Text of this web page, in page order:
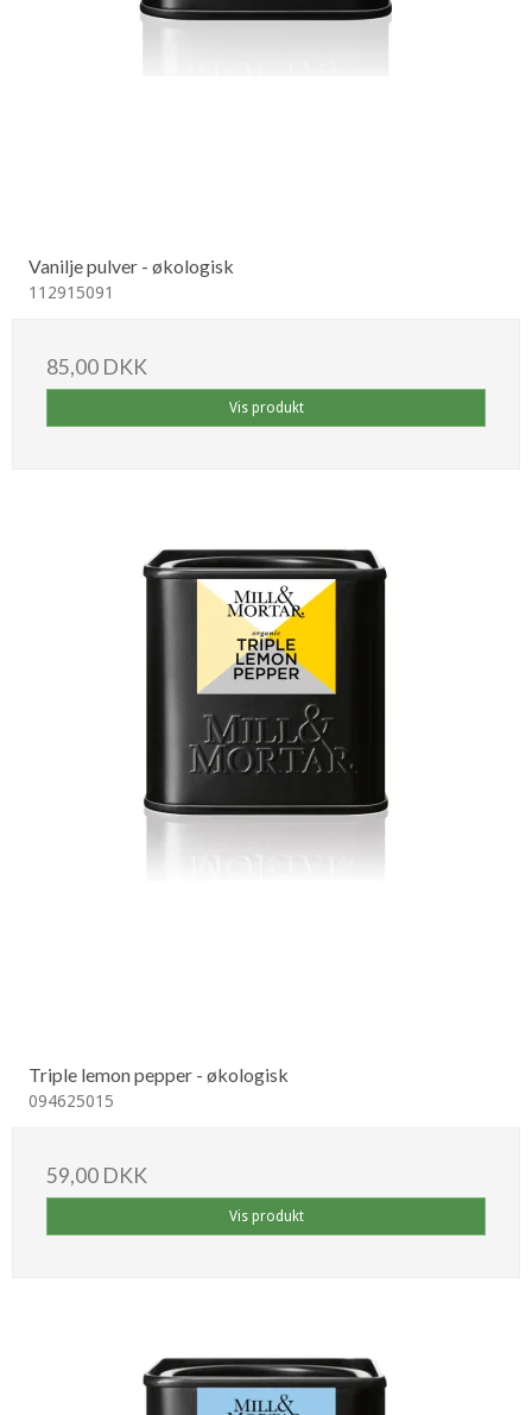
Vanilje pulver - økologisk
112915091
85,00 DKK
Vis produkt
Triple lemon pepper - økologisk
094625015
59,00 DKK
Vis produkt